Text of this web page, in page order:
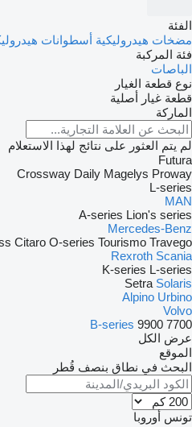
الفئة
مضخات هيدروليكية أسطوانات
فئة المركبة
الباصات
نوع قطعة الغيار
قطعة غيار أصلية
الماركة
لم يتم العثور على نتائج لهذا الاستعلام
Futura
Crossway Daily Magelys Proway
L-series
MAN
A-series Lion's series
Mercedes-Benz
Citaro O-series Tourismo Travego
Rexroth Scania
K-series L-series
Setra Solaris
Alpino Urbino
Volvo
7700
9900
B-series
عرض الكل
الموقع
البحث في نطاق بنصف قُطر
تونس أوروبا